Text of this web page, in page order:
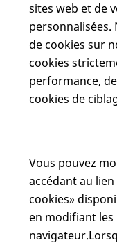
sites web et de
de cookies sur
cookies
performance,
cookies de
Vous pouvez
accédant au
cookies»
en modifiant